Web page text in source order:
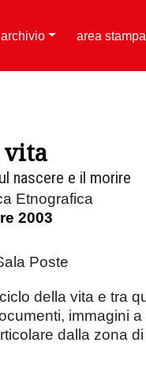
archivio area stampa
vita
nascere e il morire
Etnografica
2003
Poste
della vita e tra
immagini
dalla zona